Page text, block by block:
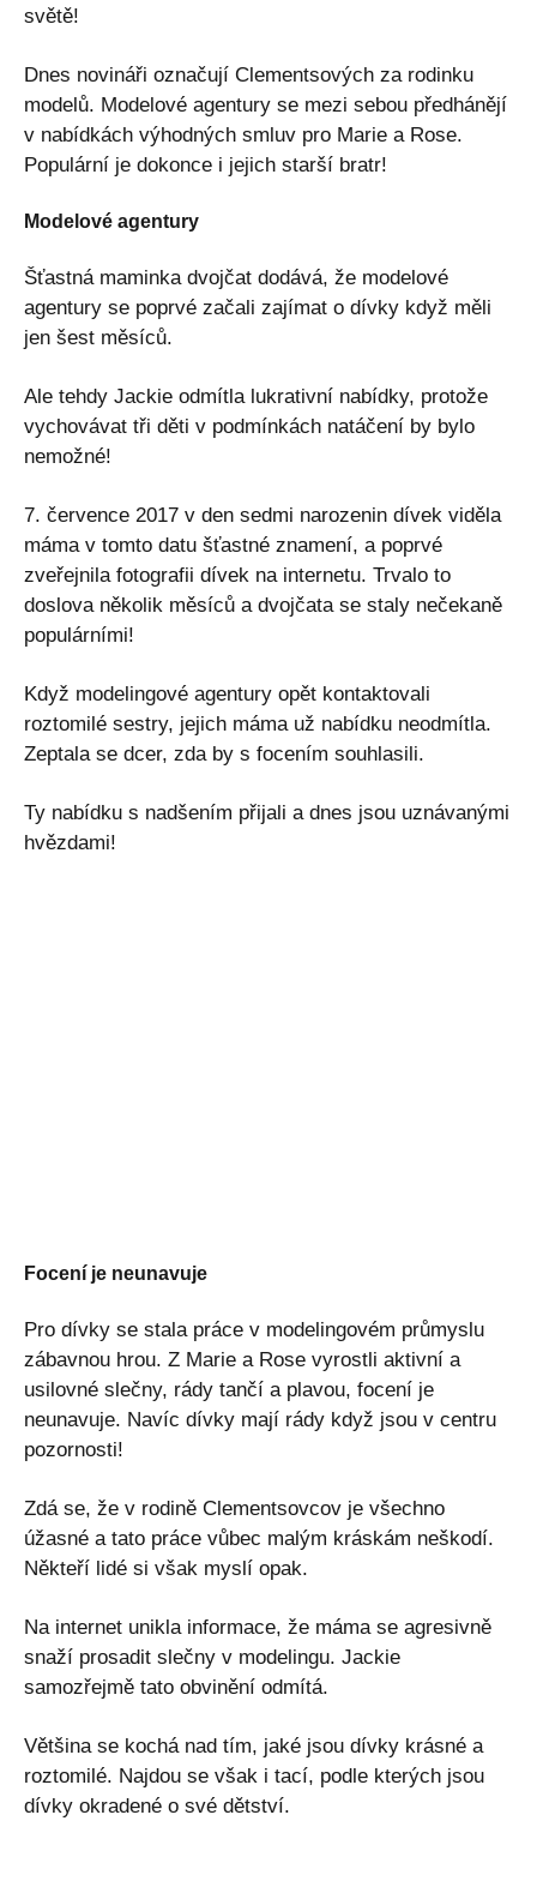
světě!
Dnes novináři označují Clementsových za rodinku
modelů. Modelové agentury se mezi sebou předhánějí
v nabídkách výhodných smluv pro Marie a Rose.
Populární je dokonce i jejich starší bratr!
Modelové agentury
Šťastná maminka dvojčat dodává, že modelové
agentury se poprvé začali zajímat o dívky když měli
jen šest měsíců.
Ale tehdy Jackie odmítla lukrativní nabídky, protože
vychovávat tři děti v podmínkách natáčení by bylo
nemožné!
7. července 2017 v den sedmi narozenin dívek viděla
máma v tomto datu šťastné znamení, a poprvé
zveřejnila fotografii dívek na internetu. Trvalo to
doslova několik měsíců a dvojčata se staly nečekaně
populárními!
Když modelingové agentury opět kontaktovali
roztomilé sestry, jejich máma už nabídku neodmítla.
Zeptala se dcer, zda by s focením souhlasili.
Ty nabídku s nadšením přijali a dnes jsou uznávanými
hvězdami!
Focení je neunavuje
Pro dívky se stala práce v modelingovém průmyslu
zábavnou hrou. Z Marie a Rose vyrostli aktivní a
usilovné slečny, rády tančí a plavou, focení je
neunavuje. Navíc dívky mají rády když jsou v centru
pozornosti!
Zdá se, že v rodině Clementsovcov je všechno
úžasné a tato práce vůbec malým kráskám neškodí.
Někteří lidé si však myslí opak.
Na internet unikla informace, že máma se agresivně
snaží prosadit slečny v modelingu. Jackie
samozřejmě tato obvinění odmítá.
Většina se kochá nad tím, jaké jsou dívky krásné a
roztomilé. Najdou se však i tací, podle kterých jsou
dívky okradené o své dětství.